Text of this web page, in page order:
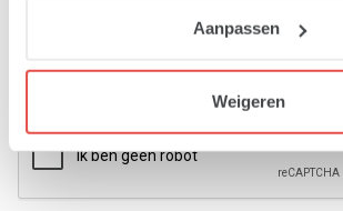
Aanpassen
Weigeren